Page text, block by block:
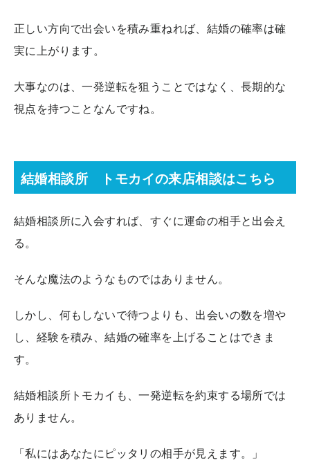
正しい方向で出会いを積み重ねれば、結婚の確率は確
実に上がります。
大事なのは、一発逆転を狙うことではなく、長期的な
視点を持つことなんですね。
結婚相談所 トモカイの来店相談はこちら
結婚相談所に入会すれば、すぐに運命の相手と出会え
る。
そんな魔法のようなものではありません。
しかし、何もしないで待つよりも、出会いの数を増や
し、経験を積み、結婚の確率を上げることはできま
す。
結婚相談所トモカイも、一発逆転を約束する場所では
ありません。
「私にはあなたにピッタリの相手が見えます。」